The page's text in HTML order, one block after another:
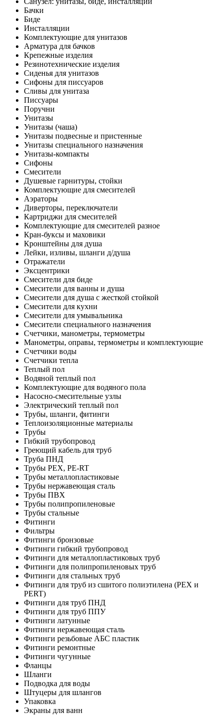
Бачки
Биде
Инсталляции
Комплектующие для унитазов
Арматура для бачков
Крепежные изделия
Резинотехнические изделия
Сиденья для унитазов
Сифоны для писсуаров
Сливы для унитаза
Писсуары
Поручни
Унитазы
Унитазы (чаша)
Унитазы подвесные и пристенные
Унитазы специального назначения
Унитазы-компакты
Сифоны
Смесители
Душевые гарнитуры, стойки
Комплектующие для смесителей
Аэраторы
Диверторы, переключатели
Картриджи для смесителей
Комплектующие для смесителей разное
Кран-буксы и маховики
Кронштейны для душа
Лейки, изливы, шланги д/душа
Отражатели
Эксцентрики
Смесители для биде
Смесители для ванны и душа
Смесители для душа с жесткой стойкой
Смесители для кухни
Смесители для умывальника
Смесители специального назначения
Счетчики, манометры, термометры
Манометры, оправы, термометры и комплектующие
Счетчики воды
Счетчики тепла
Теплый пол
Водяной теплый пол
Комплектующие для водяного пола
Насосно-смесительные узлы
Электрический теплый пол
Трубы, шланги, фитинги
Теплоизоляционные материалы
Трубы
Гибкий трубопровод
Греющий кабель для труб
Труба ПНД
Трубы PEX, PE-RT
Трубы металлопластиковые
Трубы нержавеющая сталь
Трубы ПВХ
Трубы полипропиленовые
Трубы стальные
Фитинги
Фильтры
Фитинги бронзовые
Фитинги гибкий трубопровод
Фитинги для металлопластиковых труб
Фитинги для полипропиленовых труб
Фитинги для стальных труб
Фитинги для труб из сшитого полиэтилена (PEX и
PERT)
Фитинги для труб ПНД
Фитинги для труб ППУ
Фитинги латунные
Фитинги нержавеющая сталь
Фитинги резьбовые АБС пластик
Фитинги ремонтные
Фитинги чугунные
Фланцы
Шланги
Подводка для воды
Штуцеры для шлангов
Упаковка
Экраны для ванн